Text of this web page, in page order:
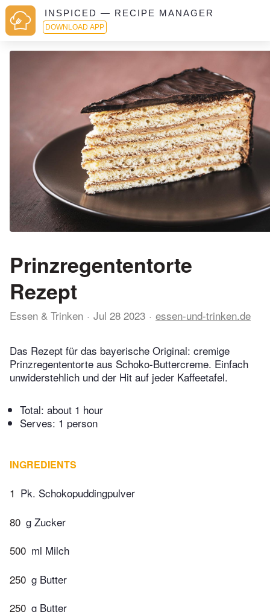
INSPICED — RECIPE MANAGER
DOWNLOAD APP
Prinzregententorte
Rezept
Essen & Trinken Jul 28 2023 essen-und-trinken.de
Das Rezept für das bayerische Original: cremige
Prinzregententorte aus Schoko-Buttercreme. Einfach
unwiderstehlich und der Hit auf jeder Kaffeetafel.
Total: about 1 hour
Serves: 1 person
INGREDIENTS
1 Pk. Schokopuddingpulver
80 g Zucker
500 ml Milch
250 g Butter
250 g Butter